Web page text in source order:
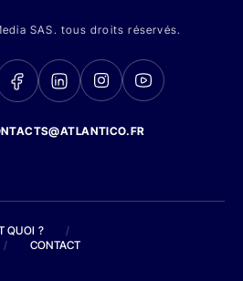
SAS. tous droits réservés.
QUOI ?
/
/ CONTACT